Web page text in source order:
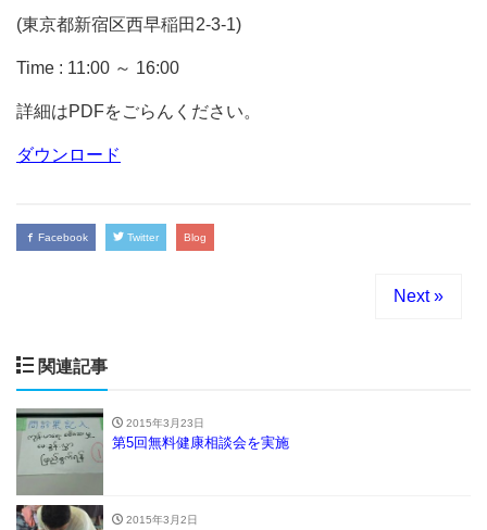
(東京都新宿区西早稲田2-3-1)
Time : 11:00 ～ 16:00
詳細はPDFをごらんください。
ダウンロード
Facebook Twitter Blog
Next »
関連記事
2015年3月23日
第5回無料健康相談会を実施
2015年3月2日